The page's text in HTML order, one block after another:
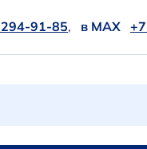
91-85, в MAX